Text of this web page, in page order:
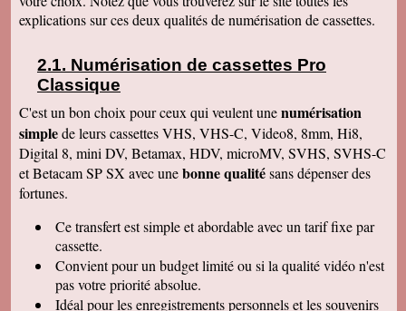
Le service aux clients est un art Mme Masse
est une artiste qui aime son métier et se soucie
Denise J
Merci pour votre très agréable numérisation sur
facilement. J'ai déménagé en Résidence
autonomie et trouvé quelqu'un pour la lancer sur
l'écran. Mais c'était simple et évident, avec un
peu de courage et de réflexion j'y serai
parvenue. Tout fonctionne, facile d'accès.
Merci. Je garde vos coordonnées. Bien
Bernard G
Pour votre livre d'or : J'ai oublié ou plutôt remis
à plus tard ce que je devais vous écrire après
avoir reçu le disque dur. Pardonnez ma
négligence. Je tiens à vous redire toute ma
satisfaction, pour le travail accompli, mais aussi
vous remercier pour la qualité de votre relation
explications sur ces deux qualités de numérisation de cassettes.
Numérisation de cassettes Pro
Classique
C'est un bon choix pour ceux qui veulent unenumérisation
simplede leurs cassettes VHS, VHS-C, Video8, 8mm, Hi8,
Digital 8, mini DV, Betamax, HDV, microMV, SVHS, SVHS-C
et Betacam SP SX avec unebonne qualitésans dépenser des
fortunes.
Ce transfertest simple et abordable avec un tarif fixe par
cassette.
Convient pour un budget limité ou si la qualité vidéo n'est
pas votre priorité absolue.
Idéal pour les enregistrements personnels et les souvenirs